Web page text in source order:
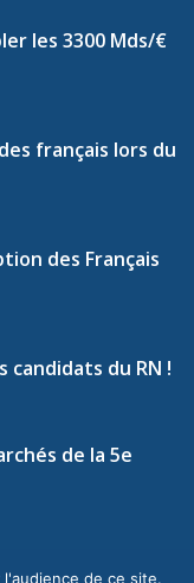
les 3300 Mds/€
français lors du
des Français
candidats du RN !
de la 5e
de ce site.